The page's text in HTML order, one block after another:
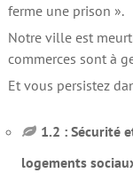
ferme une prison ».
Notre ville est
commerces sont à
Et vous persistez
1.2 : Sécurité
logements